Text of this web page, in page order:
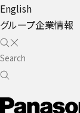
English
グループ企業情報